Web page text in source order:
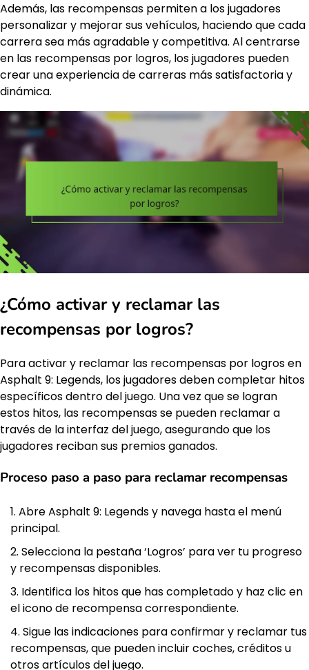
Además, las recompensas permiten a los jugadores
personalizar y mejorar sus vehículos, haciendo que cada
carrera sea más agradable y competitiva. Al centrarse
en las recompensas por logros, los jugadores pueden
crear una experiencia de carreras más satisfactoria y
dinámica.
¿Cómo activar y reclamar las
recompensas por logros?
Para activar y reclamar las recompensas por logros en
Asphalt 9: Legends, los jugadores deben completar hitos
específicos dentro del juego. Una vez que se logran
estos hitos, las recompensas se pueden reclamar a
través de la interfaz del juego, asegurando que los
jugadores reciban sus premios ganados.
Proceso paso a paso para reclamar recompensas
Abre Asphalt 9: Legends y navega hasta el menú
principal.
Selecciona la pestaña ‘Logros’ para ver tu progreso
y recompensas disponibles.
Identifica los hitos que has completado y haz clic en
el icono de recompensa correspondiente.
Sigue las indicaciones para confirmar y reclamar tus
recompensas, que pueden incluir coches, créditos u
otros artículos del juego.